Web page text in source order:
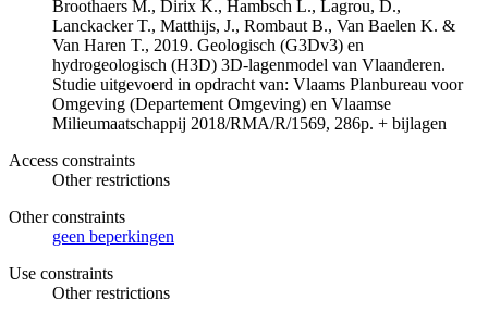
Broothaers M., Dirix K., Hambsch L., Lagrou, D.,
Lanckacker T., Matthijs, J., Rombaut B., Van Baelen K. &
Van Haren T., 2019. Geologisch (G3Dv3) en
hydrogeologisch (H3D) 3D-lagenmodel van Vlaanderen.
Studie uitgevoerd in opdracht van: Vlaams Planbureau voor
Omgeving (Departement Omgeving) en Vlaamse
Milieumaatschappij 2018/RMA/R/1569, 286p. + bijlagen
Access constraints
Other restrictions
Other constraints
geen beperkingen
Use constraints
Other restrictions